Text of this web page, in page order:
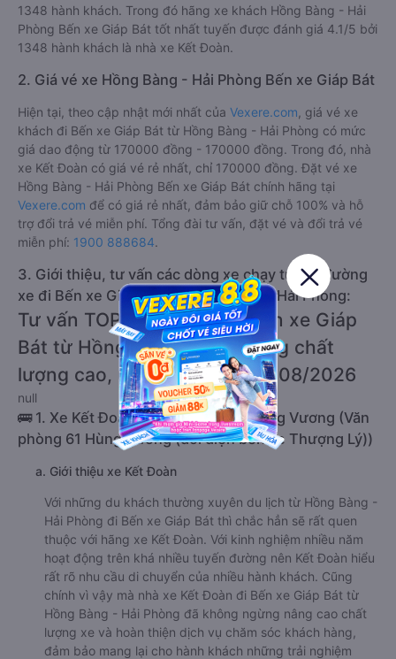
1348 hành khách. Trong đó hãng xe khách Hồng Bàng - Hải
Phòng Bến xe Giáp Bát tốt nhất tuyến được đánh giá 4.1/5 bởi
1348 hành khách là nhà xe Kết Đoàn.
2. Giá vé xe Hồng Bàng - Hải Phòng Bến xe Giáp Bát
Hiện tại, theo cập nhật mới nhất của Vexere.com , giá vé xe
khách đi Bến xe Giáp Bát từ Hồng Bàng - Hải Phòng có mức
giá dao động từ 170000 đồng - 170000 đồng. Trong đó, nhà
xe Kết Đoàn có giá vé rẻ nhất, chỉ 170000 đồng. Đặt vé xe
Hồng Bàng - Hải Phòng Bến xe Giáp Bát chính hãng tại
Vexere.com để có giá rẻ nhất, đảm bảo giữ chỗ 100% và hỗ
trợ đổi trả vé miễn phí. Tổng đài tư vấn, đặt vé và đổi trả vé
miễn phí: 1900 888684.
3. Giới thiệu, tư vấn các dòng xe chạy tuyến đường
xe đi Bến xe Giáp Bát từ Hồng Bàng - Hải Phòng:
Tư vấn TOP 1 xe khách đi Bến xe Giáp
Bát từ Hồng Bàng - Hải Phòng chất
lượng cao, uy tín, giá rẻ nhất 08/2026
null
🚌 1. Xe Kết Đoàn khởi hành tại 61 Hùng Vương (Văn
phòng 61 Hùng Vương (đối diện bến xe Thượng Lý))
a. Giới thiệu xe Kết Đoàn
Với những du khách thường xuyên du lịch từ Hồng Bàng -
Hải Phòng đi Bến xe Giáp Bát thì chắc hẳn sẽ rất quen
thuộc với hãng xe Kết Đoàn. Với kinh nghiệm nhiều năm
hoạt động trên khá nhiều tuyến đường nên Kết Đoàn hiểu
rất rõ nhu cầu di chuyển của nhiều hành khách. Cũng
chính vì vậy mà nhà xe Kết Đoàn đi Bến xe Giáp Bát từ
Hồng Bàng - Hải Phòng đã không ngừng nâng cao chất
lượng xe và hoàn thiện dịch vụ chăm sóc khách hàng,
đảm bảo mang lại cho hành khách những trải nghiệm